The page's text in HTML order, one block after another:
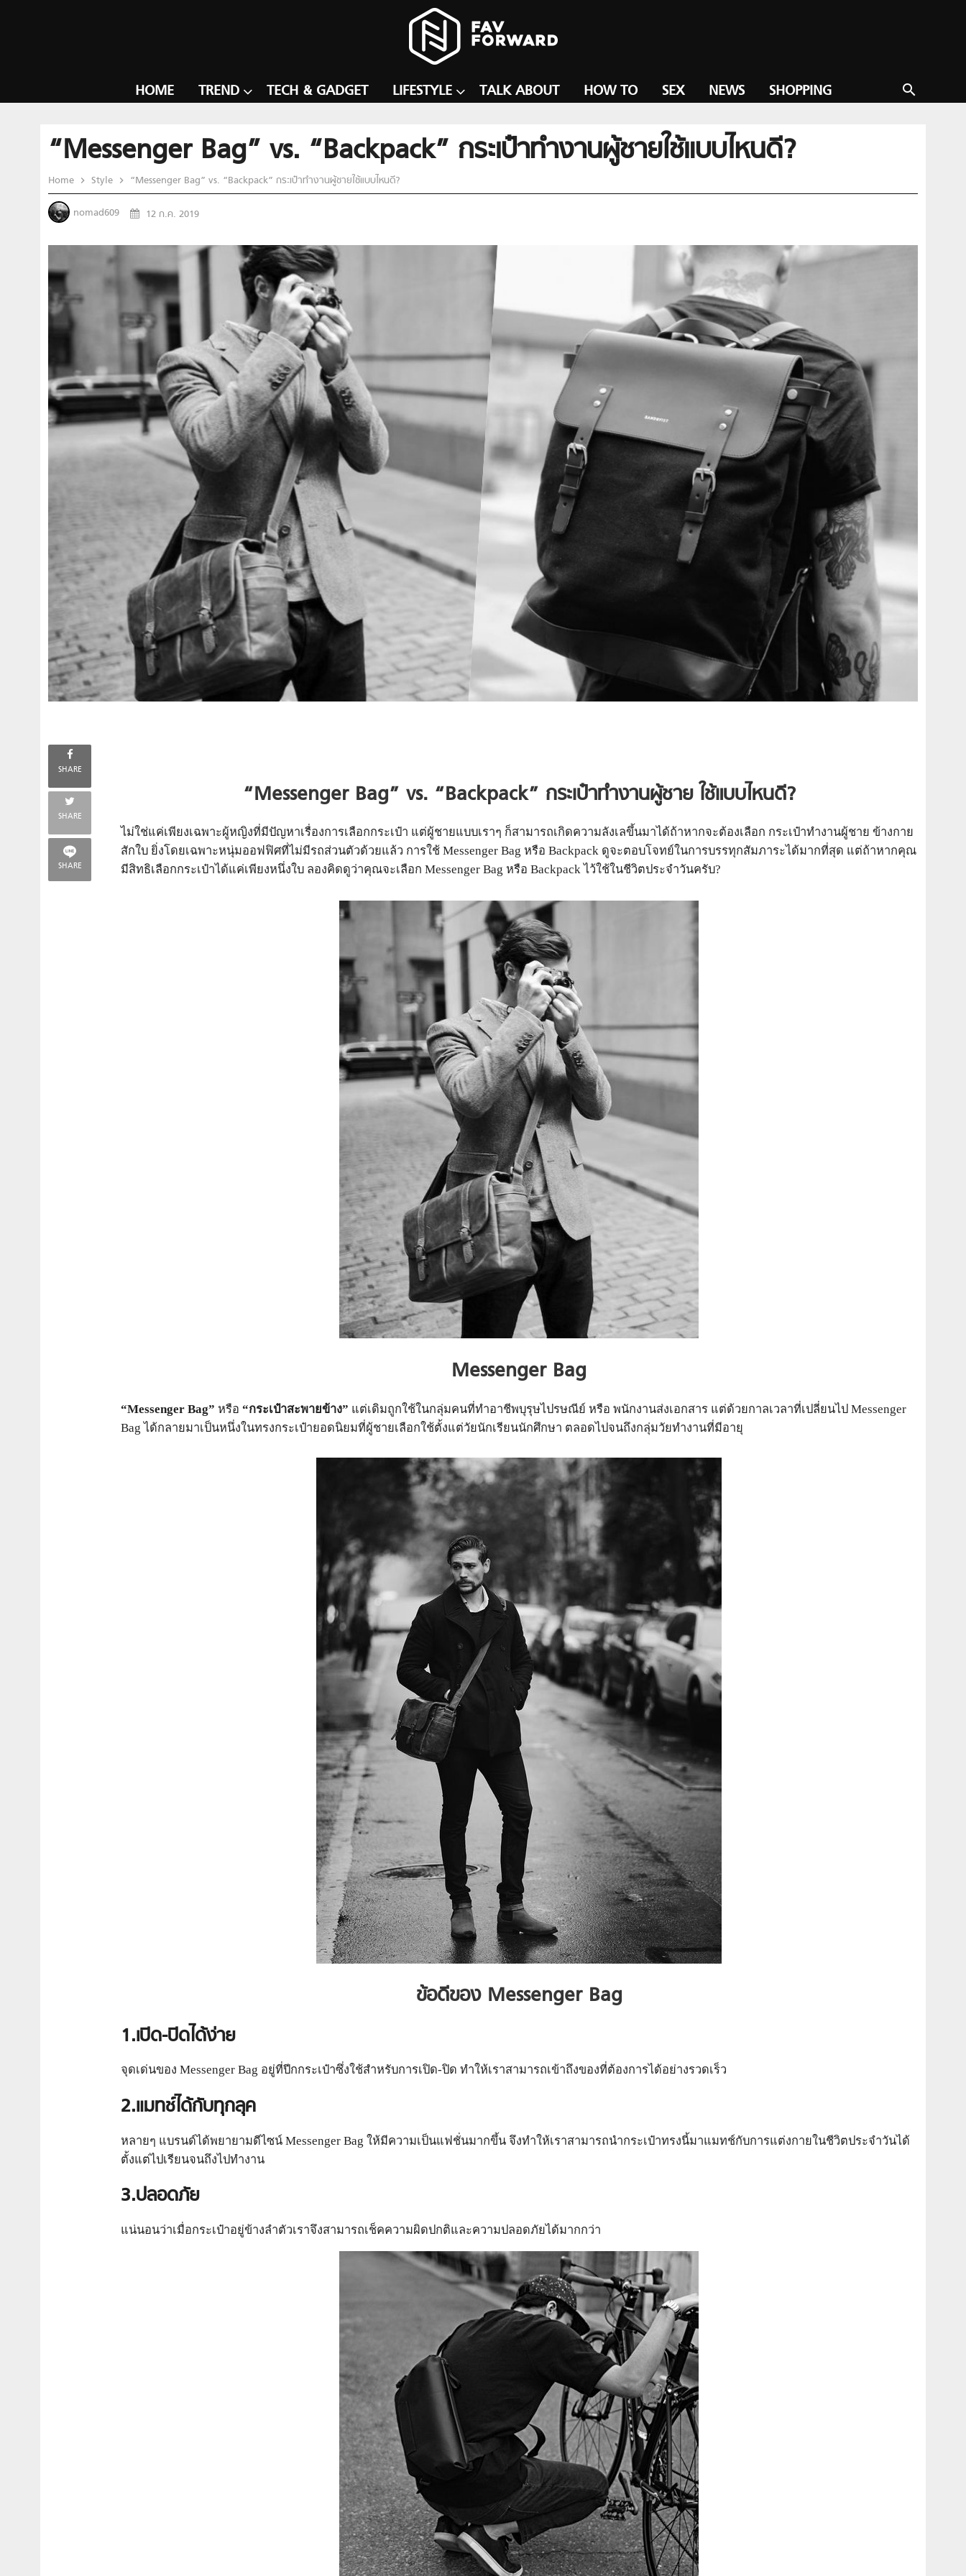
search
HOME TREND TECH & GADGET LIFESTYLE TALK ABOUT HOW TO SEX NEWS SHOPPING
“Messenger Bag” vs. “Backpack” กระเป๋าทำงานผู้ชายใช้แบบไหนดี?
Home Style “Messenger Bag” vs. “Backpack” กระเป๋าทำงานผู้ชายใช้แบบไหนดี?
nomad609 12 ก.ค. 2019
SHARE
SHARE
SHARE
“Messenger Bag” vs. “Backpack” กระเป๋าทำงานผู้ชาย ใช้แบบไหนดี?
ไม่ใช่แค่เพียงเฉพาะผู้หญิงที่มีปัญหาเรื่องการเลือกกระเป๋า แต่ผู้ชายแบบเราๆ ก็สามารถเกิดความลังเลขึ้นมาได้ถ้าหากจะต้องเลือก กระเป๋าทำงานผู้ชาย ข้างกาย
สักใบ ยิ่งโดยเฉพาะหนุ่มออฟฟิศที่ไม่มีรถส่วนตัวด้วยแล้ว การใช้ Messenger Bag หรือ Backpack ดูจะตอบโจทย์ในการบรรทุกสัมภาระได้มากที่สุด แต่ถ้าหากคุณ
มีสิทธิเลือกกระเป๋าได้แค่เพียงหนึ่งใบ ลองคิดดูว่าคุณจะเลือก Messenger Bag หรือ Backpack ไว้ใช้ในชีวิตประจำวันครับ?
Messenger Bag
“Messenger Bag” หรือ “กระเป๋าสะพายข้าง” แต่เดิมถูกใช้ในกลุ่มคนที่ทำอาชีพบุรุษไปรษณีย์ หรือ พนักงานส่งเอกสาร แต่ด้วยกาลเวลาที่เปลี่ยนไป Messenger
Bag ได้กลายมาเป็นหนึ่งในทรงกระเป๋ายอดนิยมที่ผู้ชายเลือกใช้ตั้งแต่วัยนักเรียนนักศึกษา ตลอดไปจนถึงกลุ่มวัยทำงานที่มีอายุ
ข้อดีของ Messenger Bag
1.เปิด-ปิดได้ง่าย
จุดเด่นของ Messenger Bag อยู่ที่ปีกกระเป๋าซึ่งใช้สำหรับการเปิด-ปิด ทำให้เราสามารถเข้าถึงของที่ต้องการได้อย่างรวดเร็ว
2.แมทช์ได้กับทุกลุค
หลายๆ แบรนด์ได้พยายามดีไซน์ Messenger Bag ให้มีความเป็นแฟชั่นมากขึ้น จึงทำให้เราสามารถนำกระเป๋าทรงนี้มาแมทช์กับการแต่งกายในชีวิตประจำวันได้
ตั้งแต่ไปเรียนจนถึงไปทำงาน
3.ปลอดภัย
แน่นอนว่าเมื่อกระเป๋าอยู่ข้างลำตัวเราจึงสามารถเช็คความผิดปกติและความปลอดภัยได้มากกว่า